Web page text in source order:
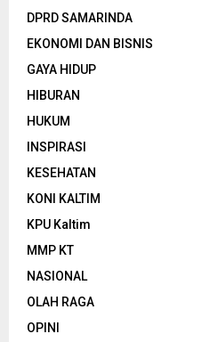
DPRD SAMARINDA
EKONOMI DAN BISNIS
GAYA HIDUP
HIBURAN
HUKUM
INSPIRASI
KESEHATAN
KONI KALTIM
KPU Kaltim
MMP KT
NASIONAL
OLAH RAGA
OPINI